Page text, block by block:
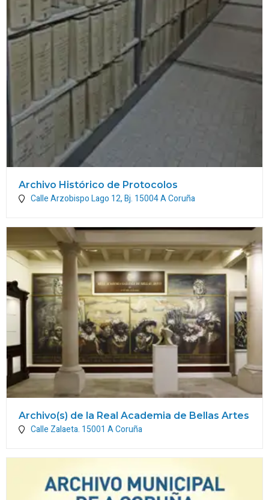
Archivo Histórico de Protocolos
Calle Arzobispo Lago 12, Bj. 15004A Coruña
Archivo(s) de la Real Academia de Bellas Artes
Calle Zalaeta. 15001 A Coruña